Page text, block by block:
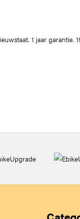
1 jaar garantie.